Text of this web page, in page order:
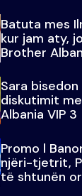
Batuta mes
kur jam aty,
Brother
Sara
diskutimit
Albania VIP 3
Promo l
njëri-tjetrit,
të shtunën